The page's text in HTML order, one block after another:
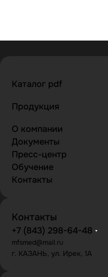
Каталог pdf
Продукция
О компании
Документы
Пресс-центр
Обучение
Контакты
Контакты
+7 (843) 298-64-48
mfsmed@mail.ru
г. КАЗАНЬ, ул. Ирек, 1А